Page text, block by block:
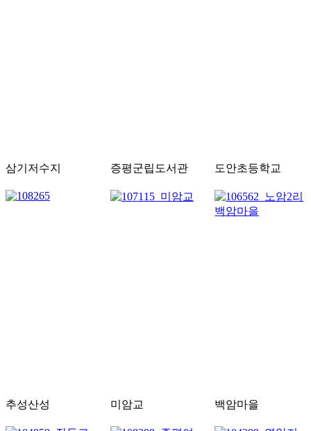
삼기저수지 증평군립도서관 도안초등학교
추성산성 미암교 백암마을